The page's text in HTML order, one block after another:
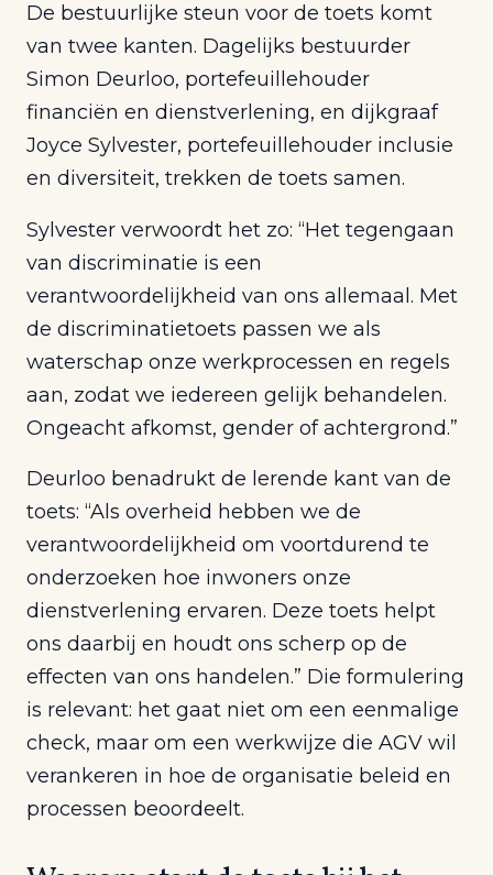
De bestuurlijke steun voor de toets komt
van twee kanten. Dagelijks bestuurder
Simon Deurloo, portefeuillehouder
financiën en dienstverlening, en dijkgraaf
Joyce Sylvester, portefeuillehouder inclusie
en diversiteit, trekken de toets samen.
Sylvester verwoordt het zo: “Het tegengaan
van discriminatie is een
verantwoordelijkheid van ons allemaal. Met
de discriminatietoets passen we als
waterschap onze werkprocessen en regels
aan, zodat we iedereen gelijk behandelen.
Ongeacht afkomst, gender of achtergrond.”
Deurloo benadrukt de lerende kant van de
toets: “Als overheid hebben we de
verantwoordelijkheid om voortdurend te
onderzoeken hoe inwoners onze
dienstverlening ervaren. Deze toets helpt
ons daarbij en houdt ons scherp op de
effecten van ons handelen.” Die formulering
is relevant: het gaat niet om een eenmalige
check, maar om een werkwijze die AGV wil
verankeren in hoe de organisatie beleid en
processen beoordeelt.